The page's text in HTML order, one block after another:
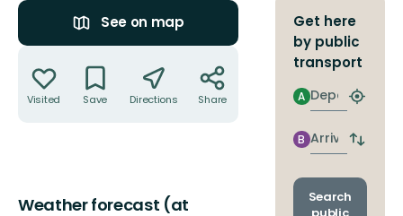
See on map
Visited Save Directions Share
Weather forecast (at
Get here
by public
transport
Departure
A
Find
stop
Arrival
B
Switch
and
Search
public